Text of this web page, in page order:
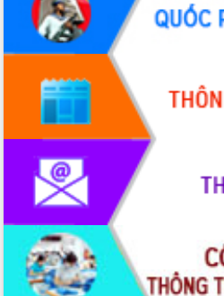
với Tập đoàn Bưu chính Viễn thông
Việt Nam
Thứ trưởng Bộ Y tế làm việc với tỉnh
Đắk Lắk về phát triển nhân lực y tế
cho trạm y tế cấp xã
Du lịch Đắk Lắk nâng tầm trải nghiệm
du khách thông qua Hệ thống cơ sở dữ
liệu và Bản đồ số
Tập huấn ứng dụng trí tuệ nhân tạo (AI)
trong thương mại điện tử năm 2026
Đoàn đại biểu Quốc hội tỉnh Đắk Lắk
trao đổi thông tin trước Kỳ họp thứ
nhất, Quốc hội khóa XVI
Quyết liệt cải cách hành chính, khơi
thông nguồn lực phát triển